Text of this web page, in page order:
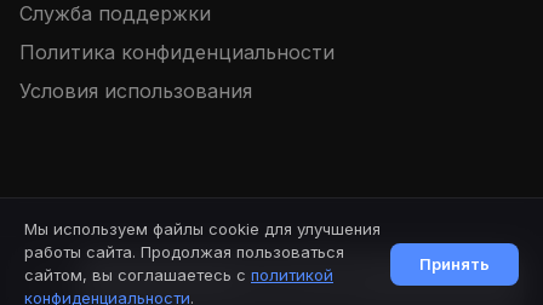
Мы используем файлы cookie для улучшения
работы сайта. Продолжая пользоваться
сайтом, вы соглашаетесь с политикой
конфиденциальности.
Принять
Начать чат
Служба поддержки
Политика конфиденциальности
Условия использования
© 2026 SpellBook. Все права защищены. Версия: 1.88.2
Публичная оферта Партнерский договор